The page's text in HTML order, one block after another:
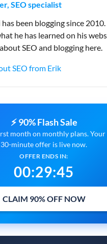
SEO specialist
been blogging since 2010.
he has learned on his
SEO and blogging here.
SEO from Erik
⚡ 90% Flash Sale
month on monthly plans. Your
30-minute offer is live now.
OFFER ENDS IN:
00:29:43
CLAIM 90% OFF NOW